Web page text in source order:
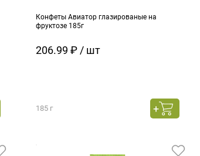
Конфеты Авиатор глазированые на
фруктозе 185г
206.99 ₽ / шт
185 г